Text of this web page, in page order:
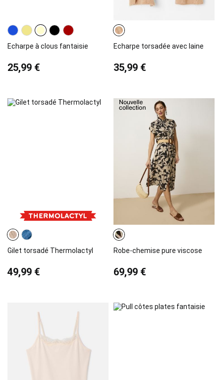
Echarpe à clous fantaisie
25,99 €
Echarpe torsadée avec laine
35,99 €
Gilet torsadé Thermolactyl
49,99 €
Robe-chemise pure viscose
69,99 €